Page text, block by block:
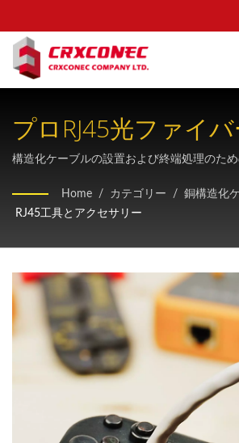
プロRJ45光ファイ
ルの工具と付属品
構造化ケーブルの設置および終端処理のた
を追求して設計されています。
Home / カテゴリー / 銅構造化
RJ45工具とアクセサリー